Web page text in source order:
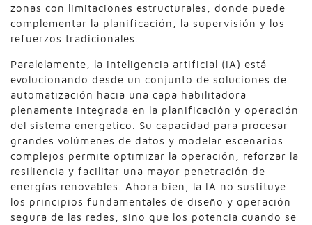
zonas con limitaciones estructurales, donde puede
complementar la planificación, la supervisión y los
refuerzos tradicionales.
Paralelamente, la inteligencia artificial (IA) está
evolucionando desde un conjunto de soluciones de
automatización hacia una capa habilitadora
plenamente integrada en la planificación y operación
del sistema energético. Su capacidad para procesar
grandes volúmenes de datos y modelar escenarios
complejos permite optimizar la operación, reforzar la
resiliencia y facilitar una mayor penetración de
energías renovables. Ahora bien, la IA no sustituye
los principios fundamentales de diseño y operación
segura de las redes, sino que los potencia cuando se